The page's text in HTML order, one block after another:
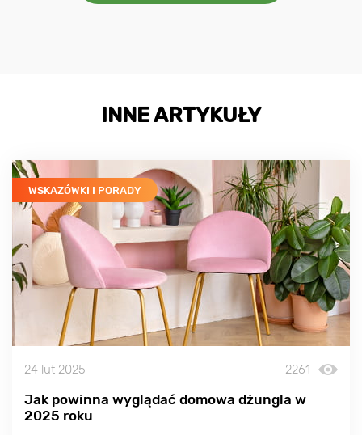
INNE ARTYKUŁY
WSKAZÓWKI I PORADY
24 lut 2025 2261
Jak powinna wyglądać domowa dżungla w
2025 roku